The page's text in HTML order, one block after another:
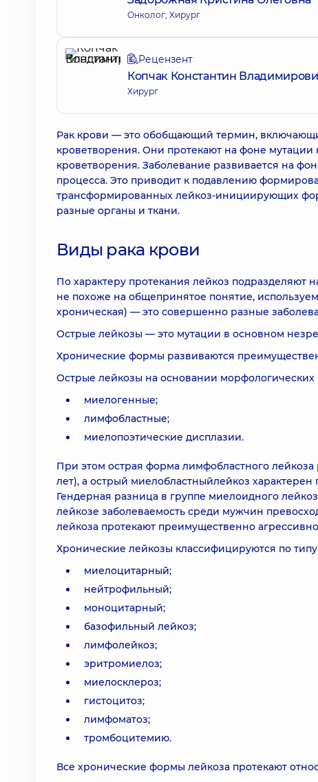
Онколог; Хирург
Рецензент
Копчак Константин
Хирург
Рак крови — это обобщающий термин,
кроветворения. Они протекают на фоне мутации
кроветворения. Заболевание развивается на
процесса. Это приводит к подавлению
трансформированных лейкоз-инициирующих
разные органы и ткани.
Виды рака крови
По характеру протекания лейкоз
не похоже на общепринятое понятие,
хроническая) — это совершенно разные
Острые лейкозы — это мутации в основном
Хронические формы развиваются
Острые лейкозы на основании
миелогенные;
лимфобластные;
миелопоэтические дисплазии.
При этом острая форма лимфобластного
лет), а острый миелобластныйлейкоз
Гендерная разница в группе миелоидного
лейкозе заболеваемость среди мужчин
лейкоза протекают преимущественно
Хронические лейкозы классифицируются по
миелоцитарный;
нейтрофильный;
моноцитарный;
базофильный лейкоз;
лимфолейкоз;
эритромиелоз;
миелосклероз;
гистоцитоз;
лимфоматоз;
тромбоцитемию.
Все хронические формы лейкоза протекают